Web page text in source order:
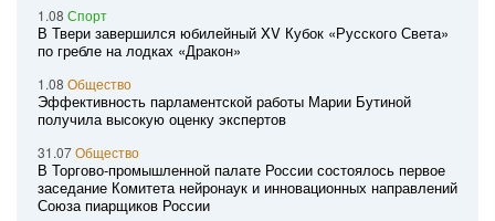
1.08 Спорт
В Твери завершился юбилейный XV Кубок «Русского Света»
по гребле на лодках «Дракон»
1.08 Общество
Эффективность парламентской работы Марии Бутиной
получила высокую оценку экспертов
31.07Общество
В Торгово-промышленной палате России состоялось первое
заседание Комитета нейронаук и инновационных направлений
Союза пиарщиков России